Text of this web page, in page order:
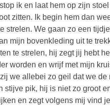
ik en laat hem op zijn
zitten. Ik begin hem dan
strelen. We gaan zo een
mijn bovenkleding uit te
te strelen, hij zegt jij hebt
worden en wrijf met mijn
we allebei zo geil dat we
stijve pik, hij is niet zo groot
en zegt volgens mij vind